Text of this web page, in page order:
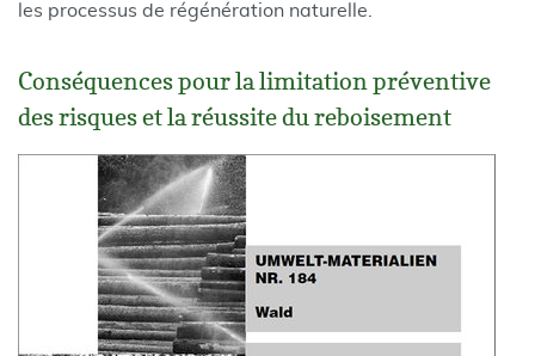
les processus de régénération naturelle.
Conséquences pour la limitation préventive
des risques et la réussite du reboisement